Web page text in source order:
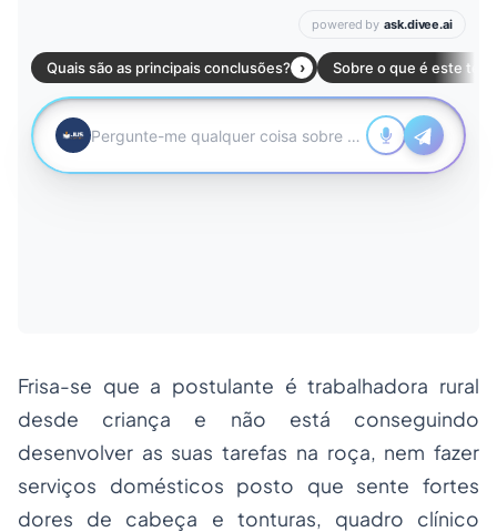
Frisa-se que a postulante é trabalhadora rural
desde criança e não está conseguindo
desenvolver as suas tarefas na roça, nem fazer
serviços domésticos posto que sente fortes
dores de cabeça e tonturas, quadro clínico